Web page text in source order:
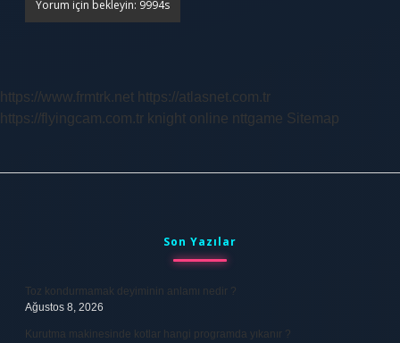
https://www.frmtrk.net https://atlasnet.com.tr
https://flyingcam.com.tr knight online nttgame Sitemap
Son Yazılar
Toz kondurmamak deyiminin anlamı nedir ?
Ağustos 8, 2026
Kurutma makinesinde kotlar hangi programda yıkanır ?